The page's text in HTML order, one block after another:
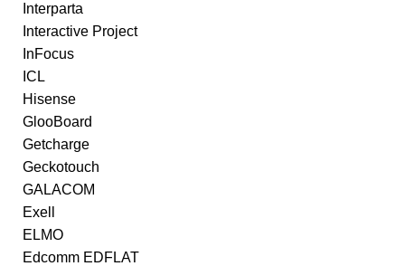
Interparta
Interactive Project
InFocus
ICL
Hisense
GlooBoard
Getcharge
Geckotouch
GALACOM
Exell
ELMO
Edcomm EDFLAT